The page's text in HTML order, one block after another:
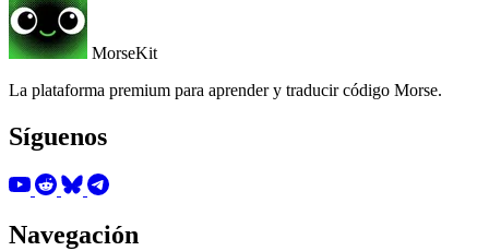
MorseKit
La plataforma premium para aprender y traducir código Morse.
Síguenos
Navegación